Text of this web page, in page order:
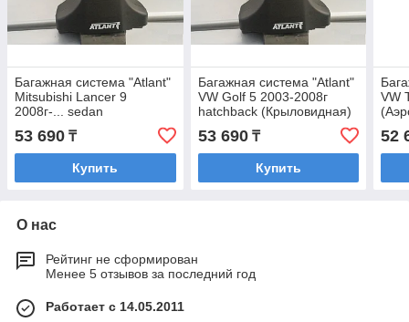
Багажная система "Atlant"
Mitsubishi Lancer 9
2008г-... sedan
(Крыловидная)
53 690 ₸
Купить
Багажная система "Atlant"
VW Golf 5 2003-2008г
hatchback (Крыловидная)
53 690₸
Купить
VW
52
О нас
Рейтинг не сформирован
Менее 5 отзывов за последний год
Работает с 14.05.2011